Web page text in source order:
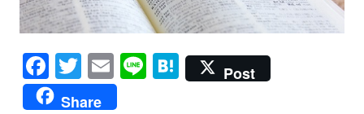
Facebook
TwitterEmailLineHatena
Post
Share